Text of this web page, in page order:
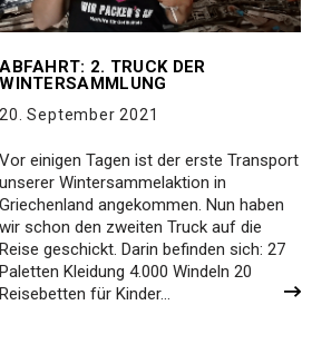
ABFAHRT: 2. TRUCK DER
WINTERSAMMLUNG
20. September 2021
Vor einigen Tagen ist der erste Transport
unserer Wintersammelaktion in
Griechenland angekommen. Nun haben
wir schon den zweiten Truck auf die
Reise geschickt. Darin befinden sich: 27
Paletten Kleidung 4.000 Windeln 20
Reisebetten für Kinder…